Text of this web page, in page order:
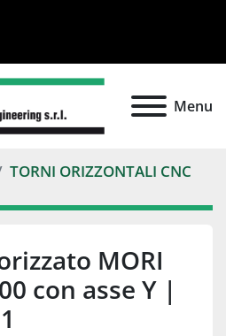
Menu
TORNI ORIZZONTALI CNC
MORI
con asse Y |